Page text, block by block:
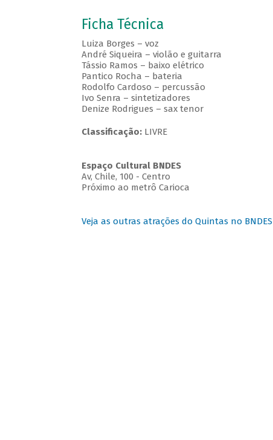
Ficha Técnica
Luiza Borges – voz
André Siqueira – violão e guitarra
Tássio Ramos – baixo elétrico
Pantico Rocha – bateria
Rodolfo Cardoso – percussão
Ivo Senra – sintetizadores
Denize Rodrigues – sax tenor
Classificação: LIVRE
Espaço Cultural BNDES
Av, Chile, 100 - Centro
Próximo ao metrô Carioca
Veja as outras atrações do Quintas no BNDES